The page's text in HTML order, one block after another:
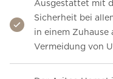
Ausgestattet mit
Sicherheit bei
in einem
Vermeidung von